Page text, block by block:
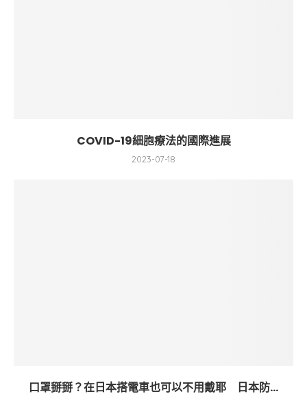
COVID-19細胞療法的國際進展
2023-07-18
口罩掰掰？在日本搭電車也可以不用戴耶 日本防...